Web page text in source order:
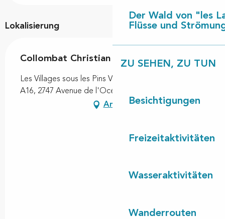
Der Wald von "les
Flüsse und
ZU SEHEN, ZU TUN
Besichtigungen
Freizeitaktivitäten
Wasseraktivitäten
Wanderrouten
Lokalisierung
Collombat Christian
Les Villages sous les Pins Village Arbousiers - Appt
A16, 2747 Avenue de l'Océan, 40550 Léon
Anfahrt